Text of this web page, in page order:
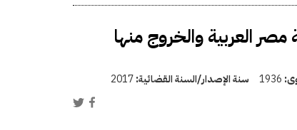
العربية والخروج منها
1936 سنة الإصدار/السنة القضائية:2017